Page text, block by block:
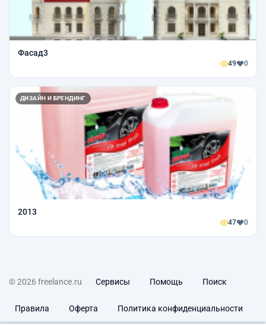
Фасад3
49 0
ДИЗАЙН И БРЕНДИНГ
2013
47 0
© 2026 freelance.ru Сервисы Помощь Поиск
Правила Оферта Политика конфиденциальности